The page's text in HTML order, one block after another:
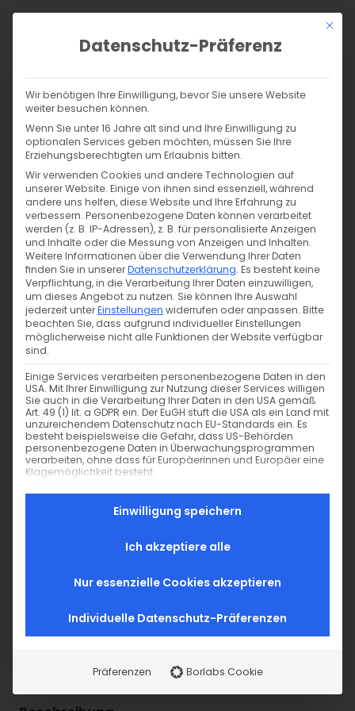
Zum
Products
Start/Shop/Nähen/Nähzubehör/
Druckknöpfe, Ösen & Nieten/Druckknöpfe/
6 Prym Druckknöpfe Anorak (Ø 20mm) inkl. Werkzeug –
brüniert dunkel (390 377)
6 Prym Druckknöpfe Anorak (Ø 20mm) inkl.
Werkzeug – brüniert dunkel (390 377)
14,00€
r
SKU: 36882Kategorie:DruckknöpfeSchlagwörter:Prym
unserem Shop findest Du auf dieser Seite:Hersteller-
Mit
Datenschutz-Präferenz
Wir benötigen Ihre Einwilligung, bevor Sie unsere Website
weiter besuchen können.
Wenn Sie unter 16 Jahre alt sind und Ihre Einwilligung zu
optionalen Services geben möchten, müssen Sie Ihre
Erziehungsberechtigten um Erlaubnis bitten.
Wir verwenden Cookies und andere Technologien auf
unserer Website. Einige von ihnen sind essenziell, während
andere uns helfen, diese Website und Ihre Erfahrung zu
verbessern. Personenbezogene Daten können verarbeitet
werden (z. B. IP-Adressen), z. B. für personalisierte Anzeigen
und Inhalte oder die Messung von Anzeigen und Inhalten.
Weitere Informationen über die Verwendung Ihrer Daten
finden Sie in unsererDatenschutzerklärung. Es besteht keine
Verpflichtung, in die Verarbeitung Ihrer Daten einzuwilligen,
um dieses Angebot zu nutzen. Sie können Ihre Auswahl
jederzeit unterEinstellungen widerrufen oder anpassen. Bitte
beachten Sie, dass aufgrund individueller Einstellungen
möglicherweise nicht alle Funktionen der Website verfügbar
sind.
Einige Services verarbeiten personenbezogene Daten in den
USA. Mit Ihrer Einwilligung zur Nutzung dieser Services willigen
Sie auch in die Verarbeitung Ihrer Daten in den USA gemäß
Art. 49 (1) lit. a GDPR ein. Der EuGH stuft die USA als ein Land mit
unzureichendem Datenschutz nach EU-Standards ein. Es
besteht beispielsweise die Gefahr, dass US-Behörden
personenbezogene Daten in Überwachungsprogrammen
verarbeiten, ohne dass für Europäerinnen und Europäer eine
Klagemöglichkeit besteht.
Essenzielle Services ermöglichen grundlegende
Funktionieren der Website erforderlich.
Einwilligung speichern
Ich akzeptiere alle
Nur essenzielle Cookies akzeptieren
Individuelle Datenschutz-Präferenzen
Präferenzen Borlabs Cookie